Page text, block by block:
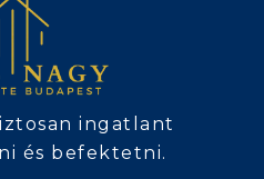
ingatlant
és befektetni.